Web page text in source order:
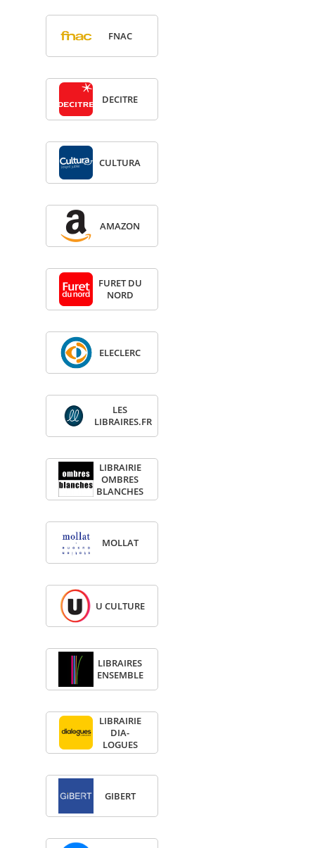
FNAC
DECITRE
CULTURA
AMA­ZON
FURET DU
NORD
ELE­CLERC
LES
LIBRAIRES.FR
LIBRAI­RIE
OMBRES
BLANCHES
MOL­LAT
U CULTURE
LIBRAIRES
ENSEMBLE
LIBRAI­RIE
DIA­
LOGUES
GIBERT